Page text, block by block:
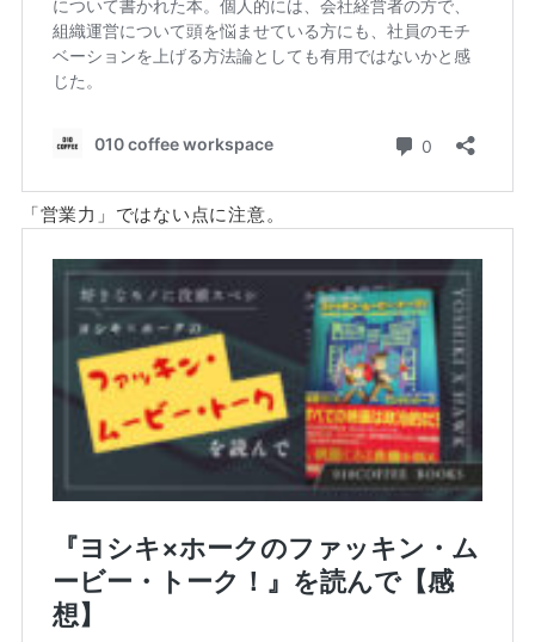
「営業力」ではない点に注意。